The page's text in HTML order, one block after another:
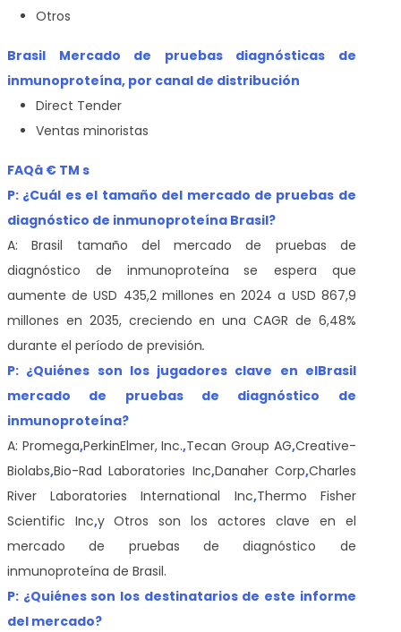
Otros
Brasil Mercado de pruebas diagnósticas de
inmunoproteína, por canal de distribución
Direct Tender
Ventas minoristas
FAQâ € TM s
P: ¿Cuál es el tamaño del mercado de pruebas de
diagnóstico de inmunoproteína Brasil?
A: Brasil tamaño del mercado de pruebas de
diagnóstico de inmunoproteína
se espera que
aumente de USD 435,2 millones en 2024 a USD 867,9
millones en 2035, creciendo en una CAGR de 6,48%
durante el período de previsión.
P: ¿Quiénes son los jugadores clave en elBrasil
mercado de pruebas de diagnóstico de
inmunoproteína?
A: Promega,PerkinElmer, Inc.,Tecan Group AG,Creative-
Biolabs,Bio-Rad Laboratories Inc,Danaher Corp,Charles
River Laboratories International Inc,Thermo Fisher
Scientific Inc,y Otros son los actores clave en el
mercado de pruebas de diagnóstico de
inmunoproteína de Brasil.
P: ¿Quiénes son los destinatarios de este informe
del mercado?